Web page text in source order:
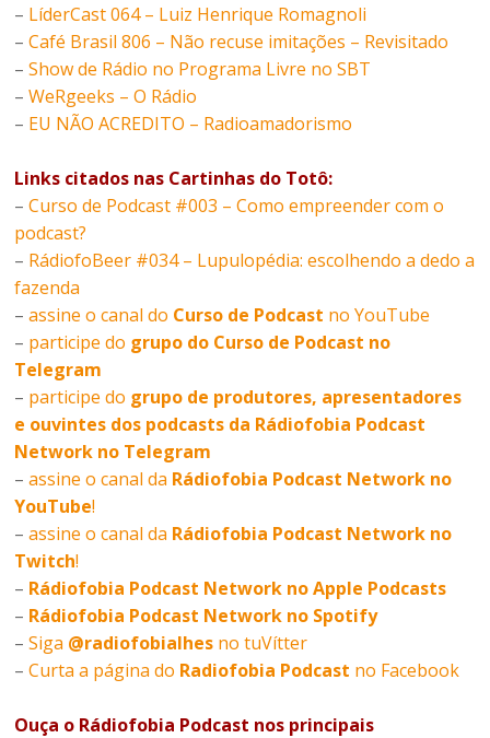
– LíderCast 064 – Luiz Henrique Romagnoli
–Café Brasil 806 – Não recuse imitações – Revisitado
–Show de Rádio no Programa Livre no SBT
–WeRgeeks – O Rádio
– EU NÃO ACREDITO – Radioamadorismo
Links citados nas Cartinhas do Totô:
–Curso de Podcast #003 – Como empreender com o
podcast?
– RádiofoBeer #034 – Lupulopédia: escolhendo a dedo a
fazenda
–assine o canal do Curso de Podcast no YouTube
– participe do grupo do Curso de Podcast no
Telegram
– participe do grupo de produtores, apresentadores
e ouvintes dos podcasts da Rádiofobia Podcast
Network no Telegram
–assine o canal da Rádiofobia Podcast Network no
YouTube!
–assine o canal da Rádiofobia Podcast Network no
Twitch!
– Rádiofobia Podcast Network no Apple Podcasts
– Rádiofobia Podcast Network no Spotify
–Siga @radiofobialhes no tuVítter
–Curta a página do Radiofobia Podcast no Facebook
Ouça o Rádiofobia Podcast nos principais